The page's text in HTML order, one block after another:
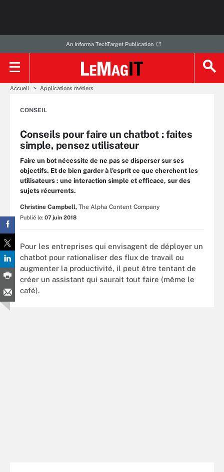
An Informa TechTarget Publication
Accueil Applications métiers
CONSEIL
Conseils pour faire un chatbot : faites
simple, pensez utilisateur
Faire un bot nécessite de ne pas se disperser sur ses
objectifs. Et de bien garder à l'esprit ce que cherchent les
utilisateurs : une interaction simple et efficace, sur des
sujets récurrents.
Christine Campbell, The Alpha Content Company
Publié le: 07 juin 2018
Pour les entreprises qui envisagent de déployer un
chatbot pour rationaliser des flux de travail ou
augmenter la productivité, il peut être tentant de
créer un assistant qui saurait tout faire (même le
café).